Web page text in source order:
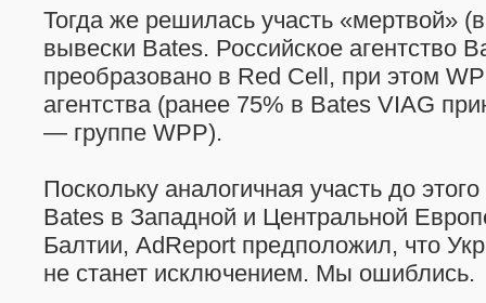
Тогда же решилась участь «мертвой»
вывески Bates. Российское агентство
преобразовано в Red Cell, при этом
агентства (ранее 75% в Bates VIAG
— группе WPP).
Поскольку аналогичная участь до
Bates в Западной и Центральной
Балтии, AdReport предположил, что
не станет исключением. Мы ошиблись.